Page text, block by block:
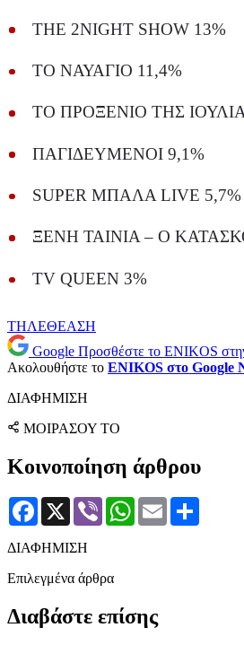
THE 2NIGHT SHOW 13%
ΤΟ ΝΑΥΑΓΙΟ 11,4%
ΤΟ ΠΡΟΞΕΝΙΟ ΤΗΣ
ΠΑΓΙΔΕΥΜΕΝΟΙ 9,1%
SUPER ΜΠΑΛΑ LIVE 5,7%
ΞΕΝΗ ΤΑΙΝΙΑ – Ο
TV QUEEN 3%
ΤΗΛΕΘΕΑΣΗ
Google Προσθέστε το ENIKOS
Ακολουθήστε το ENIKOS στο Google
ΔΙΑΦΗΜΙΣΗ
ΜΟΙΡΑΣΟΥ ΤΟ
Κοινοποίηση άρθρου
Facebook
X Viber WhatsApp
Email
ΔΙΑΦΗΜΙΣΗ
Επιλεγμένα άρθρα
Διαβάστε επίσης